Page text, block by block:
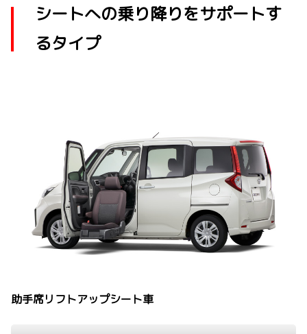
シートへの乗り降りをサポートす
るタイプ
助手席リフトアップシート車